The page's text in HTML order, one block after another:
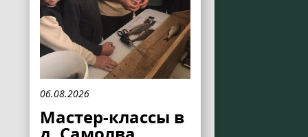
06.08.2026
Мастер-классы в